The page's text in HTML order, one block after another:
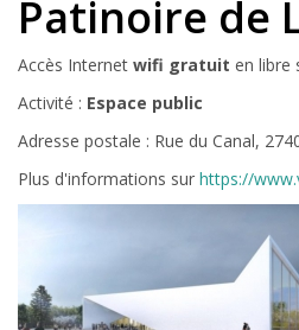
Patinoire de
Accès Internet wifi gratuit en libre
Activité : Espace public
Adresse postale : Rue du Canal,
Plus d'informations sur https://